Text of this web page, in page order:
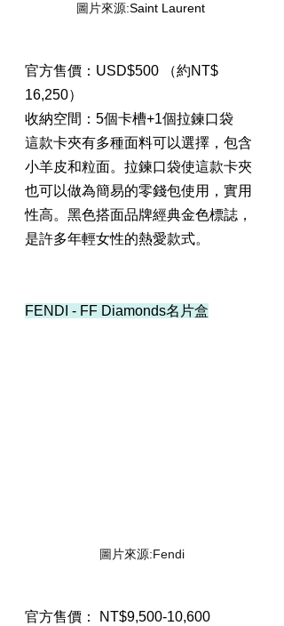
圖片來源:Saint Laurent
官方售價：USD$500 （約NT$
16,250）
收納空間：5個卡槽+1個拉鍊口袋
這款卡夾有多種面料可以選擇，包含
小羊皮和粒面。拉鍊口袋使這款卡夾
也可以做為簡易的零錢包使用，實用
性高。黑色搭面品牌經典金色標誌，
是許多年輕女性的熱愛款式。
FENDI - FF Diamonds名片盒
圖片來源:Fendi
官方售價： NT$9,500-10,600